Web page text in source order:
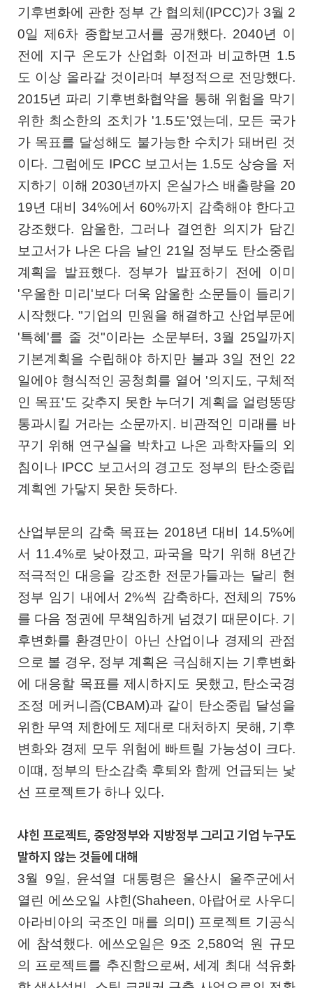
기후변화에 관한 정부 간 협의체(IPCC)가 3월 2
0일 제6차 종합보고서를 공개했다. 2040년 이
전에 지구 온도가 산업화 이전과 비교하면 1.5
도 이상 올라갈 것이라며 부정적으로 전망했다.
2015년 파리 기후변화협약을 통해 위험을 막기
위한 최소한의 조치가 '1.5도'였는데, 모든 국가
가 목표를 달성해도 불가능한 수치가 돼버린 것
이다. 그럼에도 IPCC 보고서는 1.5도 상승을 저
지하기 이해 2030년까지 온실가스 배출량을 20
19년 대비 34%에서 60%까지 감축해야 한다고
강조했다. 암울한, 그러나 결연한 의지가 담긴
보고서가 나온 다음 날인 21일 정부도 탄소중립
계획을 발표했다. 정부가 발표하기 전에 이미
'우울한 미리'보다 더욱 암울한 소문들이 들리기
시작했다. "기업의 민원을 해결하고 산업부문에
'특혜'를 줄 것"이라는 소문부터, 3월 25일까지
기본계획을 수립해야 하지만 불과 3일 전인 22
일에야 형식적인 공청회를 열어 '의지도, 구체적
인 목표'도 갖추지 못한 누더기 계획을 얼렁뚱땅
통과시킬 거라는 소문까지. 비관적인 미래를 바
꾸기 위해 연구실을 박차고 나온 과학자들의 외
침이나 IPCC 보고서의 경고도 정부의 탄소중립
계획엔 가닿지 못한 듯하다.
산업부문의 감축 목표는 2018년 대비 14.5%에
서 11.4%로 낮아졌고, 파국을 막기 위해 8년간
적극적인 대응을 강조한 전문가들과는 달리 현
정부 임기 내에서 2%씩 감축하다, 전체의 75%
를 다음 정권에 무책임하게 넘겼기 때문이다. 기
후변화를 환경만이 아닌 산업이나 경제의 관점
으로 볼 경우, 정부 계획은 극심해지는 기후변화
에 대응할 목표를 제시하지도 못했고, 탄소국경
조정 메커니즘(CBAM)과 같이 탄소중립 달성을
위한 무역 제한에도 제대로 대처하지 못해, 기후
변화와 경제 모두 위험에 빠트릴 가능성이 크다.
이떄, 정부의 탄소감축 후퇴와 함께 언급되는 낯
선 프로젝트가 하나 있다.
샤힌 프로젝트, 중앙정부와 지방정부 그리고 기업 누구도
말하지 않는 것들에 대해
3월 9일, 윤석열 대통령은 울산시 울주군에서
열린 에쓰오일 샤힌(Shaheen, 아랍어로 사우디
아라비아의 국조인 매를 의미) 프로젝트 기공식
에 참석했다. 에쓰오일은 9조 2,580억 원 규모
의 프로젝트를 추진함으로써, 세계 최대 석유화